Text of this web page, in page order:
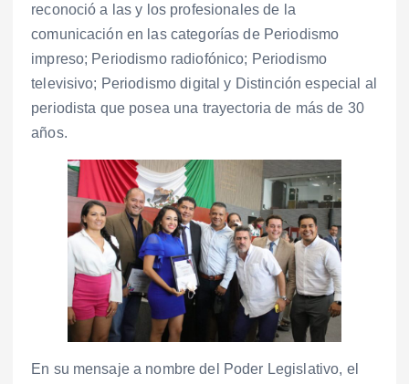
reconoció a las y los profesionales de la
comunicación en las categorías de Periodismo
impreso; Periodismo radiofónico; Periodismo
televisivo; Periodismo digital y Distinción especial al
periodista que posea una trayectoria de más de 30
años.
En su mensaje a nombre del Poder Legislativo, el